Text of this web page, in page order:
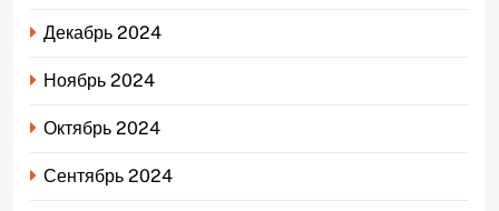
Декабрь 2024
Ноябрь 2024
Октябрь 2024
Сентябрь 2024